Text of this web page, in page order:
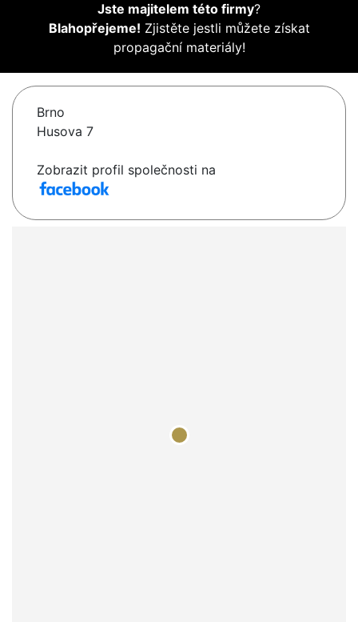
Jste majitelem této firmy?
Blahopřejeme! Zjistěte jestli můžete získat
propagační materiály!
Brno
Husova 7
Zobrazit profil společnosti na